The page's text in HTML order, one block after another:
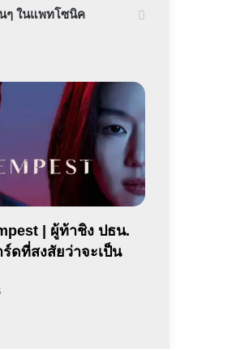
ๆ ในแพทโซนิค
| ผู้ท้าชิง ปธน.
ดที่สงสัยว่าจะเป็น